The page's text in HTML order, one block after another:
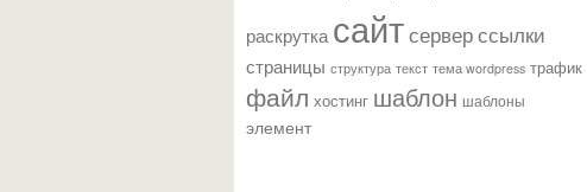
раскрутка сайтсерверссылки
страницы структура текст тема wordpress трафик
файл хостинг шаблон шаблоны
элемент